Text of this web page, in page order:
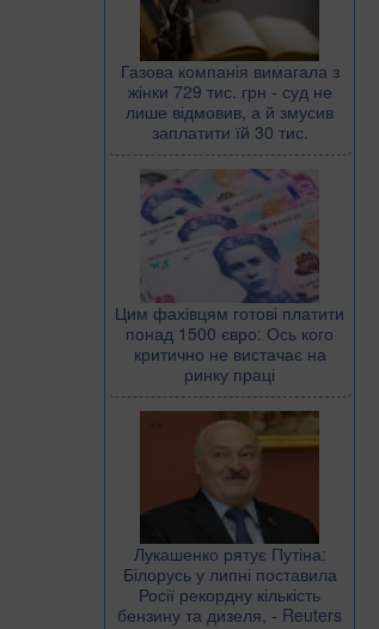
Газова компанія вимагала з
жінки 729 тис. грн - суд не
лише відмовив, а й змусив
заплатити їй 30 тис.
Цим фахівцям готові платити
понад 1500 євро: Ось кого
критично не вистачає на
ринку праці
Лукашенко рятує Путіна:
Білорусь у липні поставила
Росії рекордну кількість
бензину та дизеля, - Reuters